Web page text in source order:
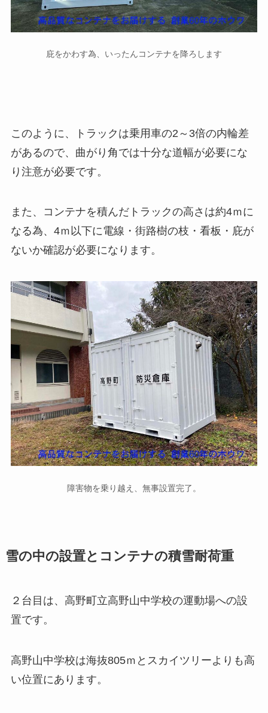
庇をかわす為、いったんコンテナを降ろします
このように、トラックは乗用車の2～3倍の内輪差
があるので、曲がり角では十分な道幅が必要にな
り注意が必要です。
また、コンテナを積んだトラックの高さは約4ｍに
なる為、4ｍ以下に電線・街路樹の枝・看板・庇が
ないか確認が必要になります。
障害物を乗り越え、無事設置完了。
雪の中の設置とコンテナの積雪耐荷重
２台目は、高野町立高野山中学校の運動場への設
置です。
高野山中学校は海抜805ｍとスカイツリーよりも高
い位置にあります。